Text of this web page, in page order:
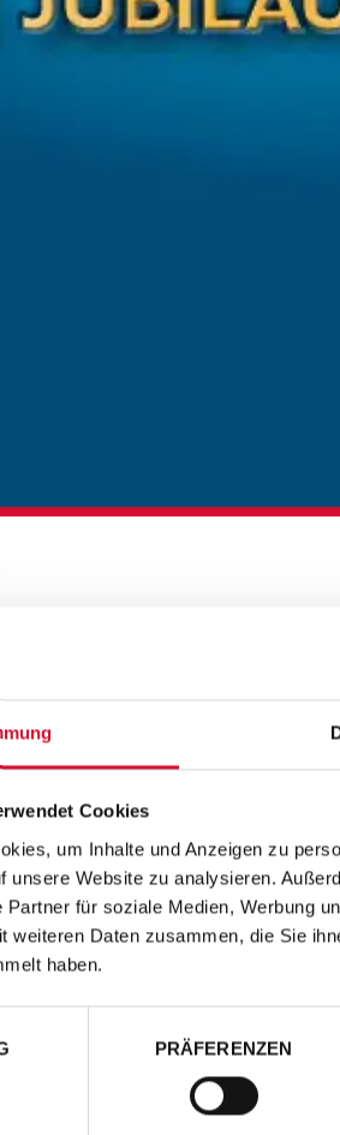
Cookies
um Inhalte und Anzeigen zu
unsere Website zu analysieren.
Partner für soziale Medien, Werbung
weiteren Daten zusammen, die Sie
haben.
PRÄFERENZEN